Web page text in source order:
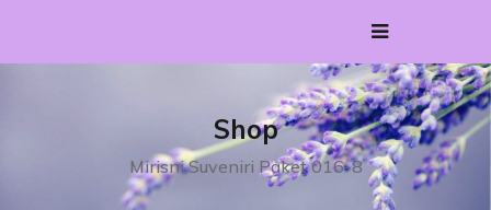
Shop
Mirisni Suveniri Paket 016-8